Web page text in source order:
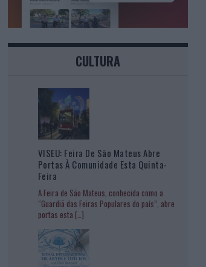
CULTURA
VISEU: Feira De São Mateus Abre
Portas À Comunidade Esta Quinta-
Feira
A Feira de São Mateus, conhecida como a
“Guardiã das Feiras Populares do país”, abre
portas esta […]